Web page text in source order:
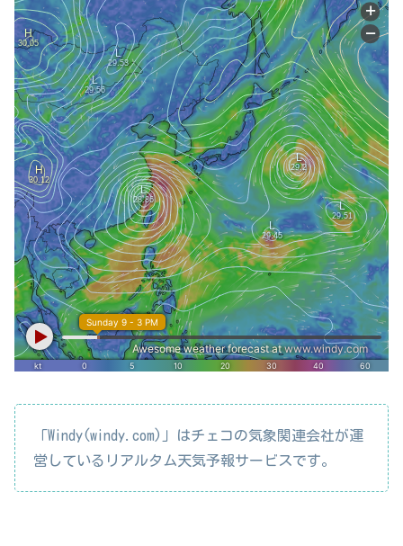
「Windy(windy.com)」はチェコの気象関連会社が運
営しているリアルタム天気予報サービスです。